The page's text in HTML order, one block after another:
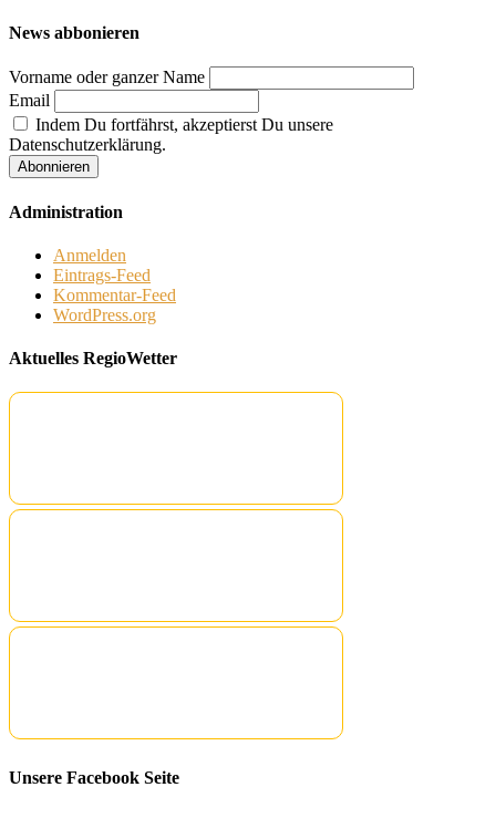
News abbonieren
Vorname oder ganzer Name
Email
Indem Du fortfährst, akzeptierst Du unsere
Datenschutzerklärung.
Administration
Anmelden
Eintrags-Feed
Kommentar-Feed
WordPress.org
Aktuelles RegioWetter
Unsere Facebook Seite